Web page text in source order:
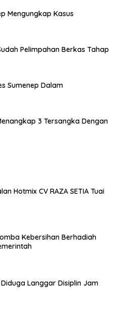
Mengungkap Kasus
Pelimpahan Berkas Tahap
Sumenep Dalam
3 Tersangka Dengan
Hotmix CV RAZA SETIA Tuai
Kebersihan Berhadiah
Langgar Disiplin Jam